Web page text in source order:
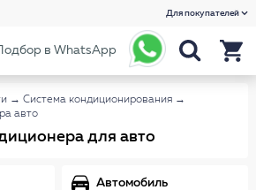
Для покупателей
Подбор в WhatsApp
→ Система кондиционирования →
авто
для авто
Автомобиль